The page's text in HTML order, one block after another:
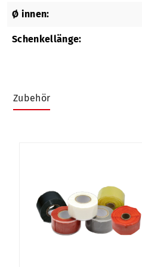
Ø innen:
Schenkellänge:
Zubehör